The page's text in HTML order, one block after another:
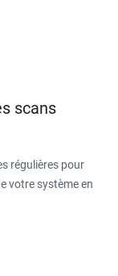
scans
régulières pour
votre système en